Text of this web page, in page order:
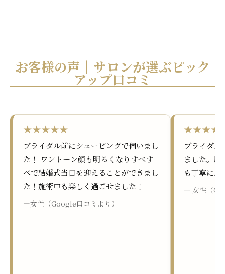
お客様の声｜サロンが選ぶピック
アップ口コミ
★★★★★
ブライダル前にシェービングで伺いまし
た！ ワントーン顔も明るくなりすべす
べで結婚式当日を迎えることができまし
た！施術中も楽しく過ごせました！
―女性（Google口コミより）
ブライダル
ました。肌
も丁寧に
― 女性（